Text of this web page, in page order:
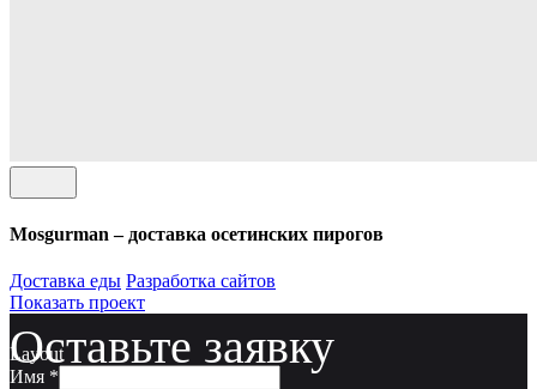
Mosgurman – доставка осетинских пирогов
Доставка еды Разработка сайтов
Показать проект
Оставьте заявку
Layout
Имя *